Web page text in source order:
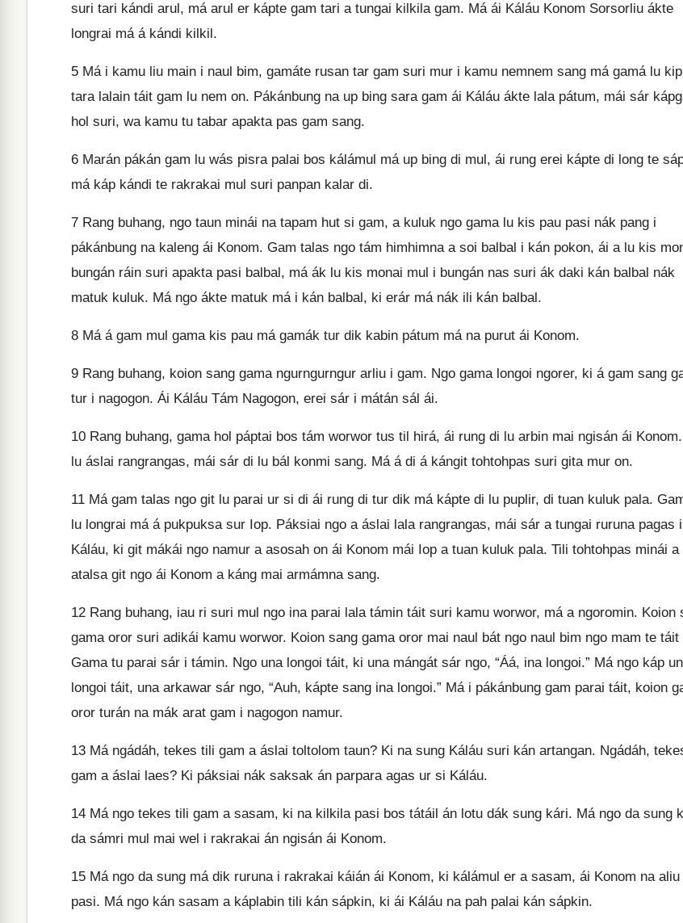
suri tari kándi arul, má arul er kápte gam tari a tungai kilkila gam. Má ái Káláu Konom Sorsorliu ákte
longrai má á kándi kilkil.
5 Má i kamu liu main i naul bim, gamáte rusan tar gam suri mur i kamu nemnem sang má gamá lu
tara lalain táit gam lu nem on. Pákánbung na up bing sara gam ái Káláu ákte lala pátum, mái sár
hol suri, wa kamu tu tabar apakta pas gam sang.
6 Marán pákán gam lu wás pisra palai bos kálámul má up bing di mul, ái rung erei kápte di long te
má káp kándi te rakrakai mul suri panpan kalar di.
7 Rang buhang, ngo taun minái na tapam hut si gam, a kuluk ngo gama lu kis pau pasi nák pang i
pákánbung na kaleng ái Konom. Gam talas ngo tám himhimna a soi balbal i kán pokon, ái a lu kis
bungán ráin suri apakta pasi balbal, má ák lu kis monai mul i bungán nas suri ák daki kán balbal nák
matuk kuluk. Má ngo ákte matuk má i kán balbal, ki erár má nák ili kán balbal.
8 Má á gam mul gama kis pau má gamák tur dik kabin pátum má na purut ái Konom.
9 Rang buhang, koion sang gama ngurngurngur arliu i gam. Ngo gama longoi ngorer, ki á gam sang
tur i nagogon. Ái Káláu Tám Nagogon, erei sár i mátán sál ái.
10 Rang buhang, gama hol páptai bos tám worwor tus til hirá, ái rung di lu arbin mai ngisán ái
lu áslai rangrangas, mái sár di lu bál konmi sang. Má á di á kángit tohtohpas suri gita mur on.
11 Má gam talas ngo git lu parai ur si di ái rung di tur dik má kápte di lu puplir, di tuan kuluk pala.
lu longrai má á pukpuksa sur Iop. Páksiai ngo a áslai lala rangrangas, mái sár a tungai ruruna pagas i
Káláu, ki git mákái ngo namur a asosah on ái Konom mái Iop a tuan kuluk pala. Tili tohtohpas minái a
atalsa git ngo ái Konom a káng mai armámna sang.
12 Rang buhang, iau ri suri mul ngo ina parai lala támin táit suri kamu worwor, má a ngoromin. Koion
gama oror suri adikái kamu worwor. Koion sang gama oror mai naul bát ngo naul bim ngo mam te táit
Gama tu parai sár i támin. Ngo una longoi táit, ki una mángát sár ngo, “Áá, ina longoi.” Má ngo káp
longoi táit, una arkawar sár ngo, “Auh, kápte sang ina longoi.” Má i pákánbung gam parai táit, koion
oror turán na mák arat gam i nagogon namur.
13 Má ngádáh, tekes tili gam a áslai toltolom taun? Ki na sung Káláu suri kán artangan. Ngádáh,
gam a áslai laes? Ki páksiai nák saksak án parpara agas ur si Káláu.
14 Má ngo tekes tili gam a sasam, ki na kilkila pasi bos tátáil án lotu dák sung kári. Má ngo da sung
da sámri mul mai wel i rakrakai án ngisán ái Konom.
15 Má ngo da sung má dik ruruna i rakrakai káián ái Konom, ki kálámul er a sasam, ái Konom na aliu
pasi. Má ngo kán sasam a káplabin tili kán sápkin, ki ái Káláu na pah palai kán sápkin.